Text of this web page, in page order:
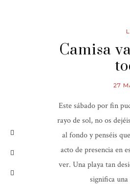
Camisa
27
Este sábado por fin
rayo de sol, no os
al fondo y penséis
acto de presencia en
ver. Una playa tan
significa